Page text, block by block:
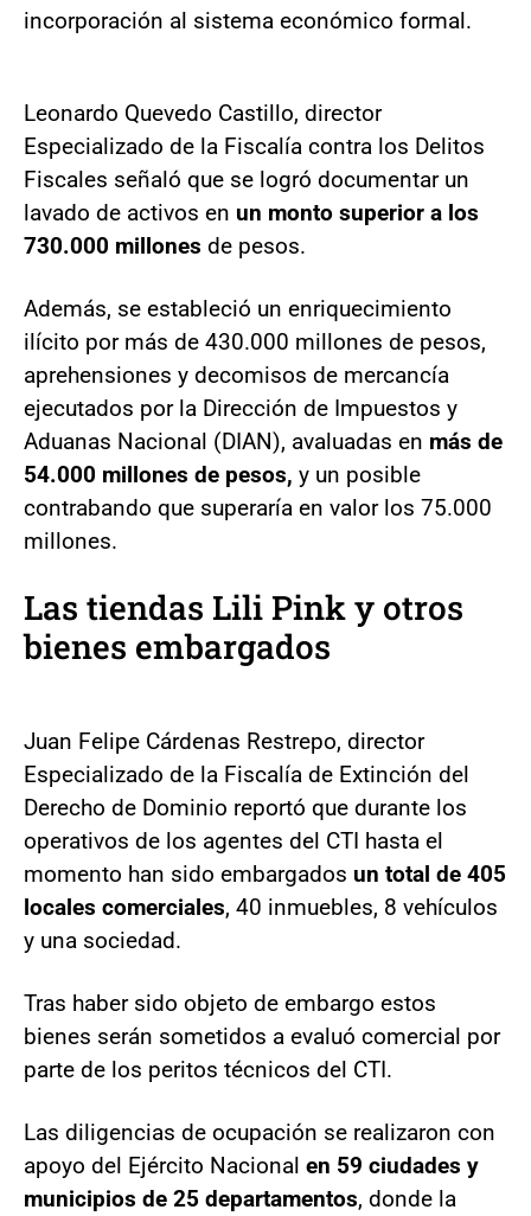
incorporación al sistema económico formal.
Leonardo Quevedo Castillo, director
Especializado de la Fiscalía contra los Delitos
Fiscales señaló que se logró documentar un
lavado de activos en un monto superior a los
730.000 millones de pesos.
Además, se estableció un enriquecimiento
ilícito por más de 430.000 millones de pesos,
aprehensiones y decomisos de mercancía
ejecutados por la Dirección de Impuestos y
Aduanas Nacional (DIAN), avaluadas en más de
54.000 millones de pesos, y un posible
contrabando que superaría en valor los 75.000
millones.
Las tiendas Lili Pink y otros
bienes embargados
Juan Felipe Cárdenas Restrepo, director
Especializado de la Fiscalía de Extinción del
Derecho de Dominio reportó que durante los
operativos de los agentes del CTI hasta el
momento han sido embargados un total de 405
locales comerciales, 40 inmuebles, 8 vehículos
y una sociedad.
Tras haber sido objeto de embargo estos
bienes serán sometidos a evaluó comercial por
parte de los peritos técnicos del CTI.
Las diligencias de ocupación se realizaron con
apoyo del Ejército Nacional en 59 ciudades y
municipios de 25 departamentos, donde la